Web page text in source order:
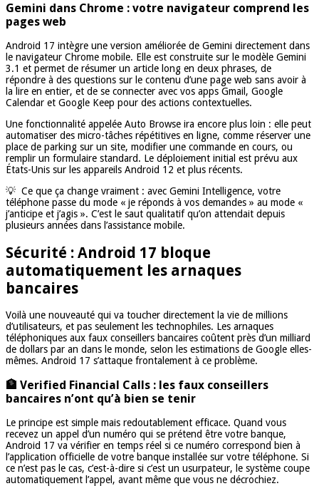
Gemini dans Chrome : votre navigateur comprend les
pages web
Android 17 intègre une version améliorée de Gemini directement dans
le navigateur Chrome mobile. Elle est construite sur le modèle Gemini
3.1 et permet de résumer un article long en deux phrases, de
répondre à des questions sur le contenu d’une page web sans avoir à
la lire en entier, et de se connecter avec vos apps Gmail, Google
Calendar et Google Keep pour des actions contextuelles.
Une fonctionnalité appelée Auto Browse ira encore plus loin : elle peut
automatiser des micro-tâches répétitives en ligne, comme réserver une
place de parking sur un site, modifier une commande en cours, ou
remplir un formulaire standard. Le déploiement initial est prévu aux
États-Unis sur les appareils Android 12 et plus récents.
💡 Ce que ça change vraiment : avec Gemini Intelligence, votre
téléphone passe du mode « je réponds à vos demandes » au mode «
j’anticipe et j’agis ». C’est le saut qualitatif qu’on attendait depuis
plusieurs années dans l’assistance mobile.
Sécurité : Android 17 bloque
automatiquement les arnaques
bancaires
Voilà une nouveauté qui va toucher directement la vie de millions
d’utilisateurs, et pas seulement les technophiles. Les arnaques
téléphoniques aux faux conseillers bancaires coûtent près d’un milliard
de dollars par an dans le monde, selon les estimations de Google elles-
mêmes. Android 17 s’attaque frontalement à ce problème.
🏦 Verified Financial Calls : les faux conseillers
bancaires n’ont qu’à bien se tenir
Le principe est simple mais redoutablement efficace. Quand vous
recevez un appel d’un numéro qui se prétend être votre banque,
Android 17 va vérifier en temps réel si ce numéro correspond bien à
l’application officielle de votre banque installée sur votre téléphone. Si
ce n’est pas le cas, c’est-à-dire si c’est un usurpateur, le système coupe
automatiquement l’appel, avant même que vous ne décrochiez.